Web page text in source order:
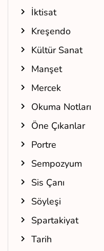
İktisat
Kreşendo
Kültür Sanat
Manşet
Mercek
Okuma Notları
Öne Çıkanlar
Portre
Sempozyum
Sis Çanı
Söyleşi
Spartakiyat
Tarih